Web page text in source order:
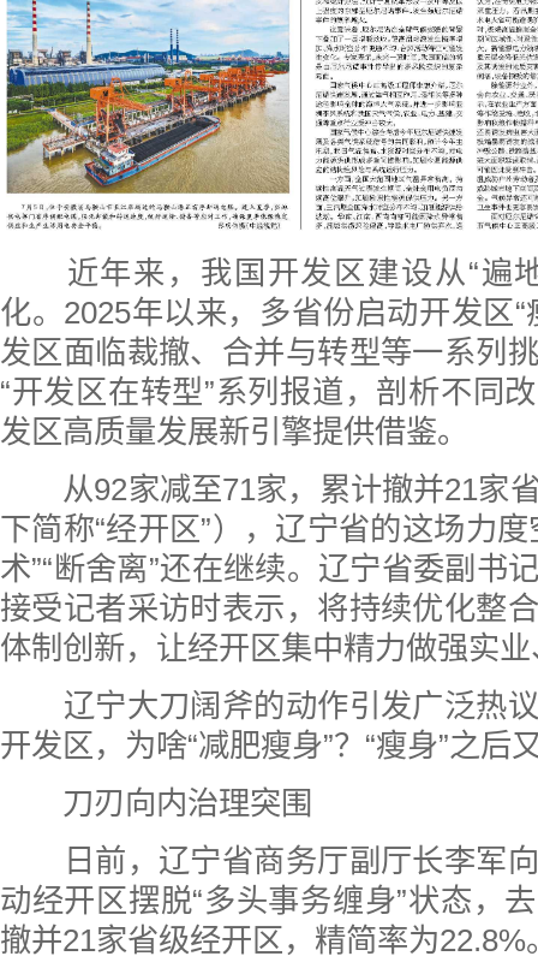
近年来，我国开发区建设从“遍
化。2025年以来，多省份启动开发区
发区面临裁撤、合并与转型等一系列
“开发区在转型”系列报道，剖析不同
发区高质量发展新引擎提供借鉴。
从92家减至71家，累计撤并21家
下简称“经开区”），辽宁省的这场力
术”“断舍离”还在继续。辽宁省委副书
接受记者采访时表示，将持续优化整
体制创新，让经开区集中精力做强实
辽宁大刀阔斧的动作引发广泛热议
开发区，为啥“减肥瘦身”？“瘦身”之后
刀刃向内治理突围
日前，辽宁省商务厅副厅长李军向
动经开区摆脱“多头事务缠身”状态，
撤并21家省级经开区，精简率为22.8%